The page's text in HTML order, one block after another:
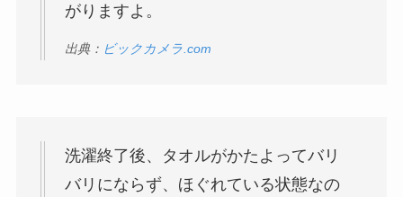
がりますよ。
出典： ビックカメラ.com
洗濯終了後、タオルがかたよってバリ
バリにならず、ほぐれている状態なの